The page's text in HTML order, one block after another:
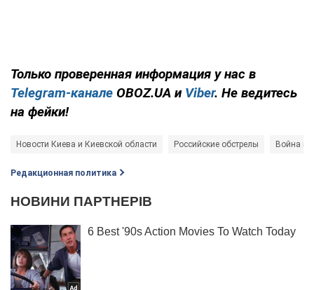
Только проверенная информация у нас в
Telegram-канале OBOZ.UA и Viber. Не ведитесь
на фейки!
Новости Киева и Киевской области Российские обстрелы Война в
Редакционная политика